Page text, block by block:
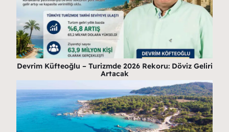
Devrim Küfteoğlu – Turizmde 2026 Rekoru: Döviz Geliri
Artacak